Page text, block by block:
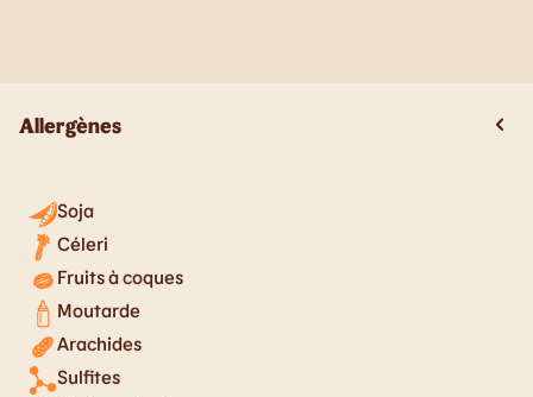
Allergènes
Soja
Céleri
Fruits à coques
Moutarde
Arachides
Sulfites